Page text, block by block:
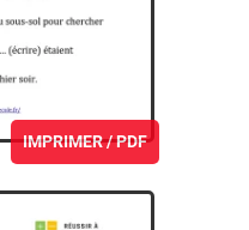
IMPRIMER / PDF